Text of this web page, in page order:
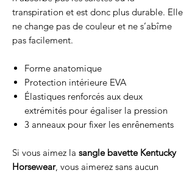
transpiration et est donc plus durable. Elle
ne change pas de couleur et ne s’abîme
pas facilement.
Forme anatomique
Protection intérieure EVA
Élastiques renforcés aux deux
extrémités pour égaliser la pression
3 anneaux pour fixer les enrênements
Si vous aimez la sangle bavette Kentucky
Horsewear, vous aimerez sans aucun